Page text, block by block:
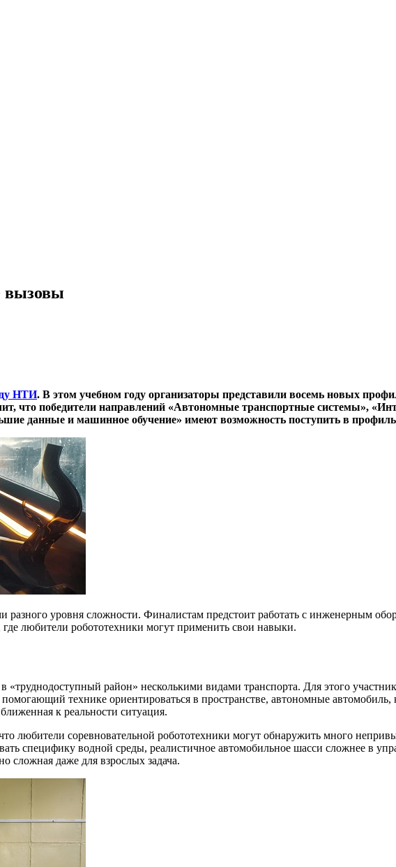
вызовы
НТИ. В этом учебном году организаторы представили восемь новых
что победители направлений «Автономные транспортные системы»,
данные и машинное обучение» имеют возможность поступить в
разного уровня сложности. Финалистам предстоит работать с инженерным
любители робототехники могут применить свои навыки.
«труднодоступный район» несколькими видами транспорта. Для этого
технике ориентироваться в пространстве, автономные автомобиль,
к реальности ситуация.
любители соревновательной робототехники могут обнаружить много
специфику водной среды, реалистичное автомобильное шасси сложнее в
сложная даже для взрослых задача.